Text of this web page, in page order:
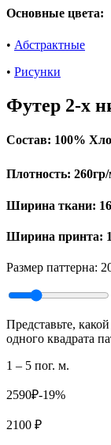
Основные цвета:
• Абстрактные
• Рисунки
Футер 2-х
Состав: 100%
Плотность:
Ширина ткани:
Ширина принта:
Размер паттерна:
Представьте,
одного квадрата
1 – 5 пог. м.
2590₽-19%
2100 ₽